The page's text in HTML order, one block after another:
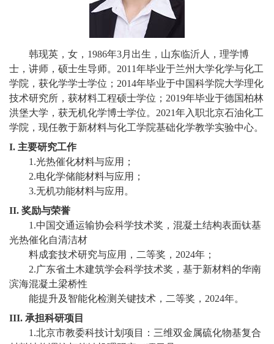
院
部
设
置
业
韩现英，女， 1986年3月出生，山东临沂人，理学博
士，讲师，硕士生导师。 2011年毕业于兰州大学化学与化工
学院，获化学学士学位； 2014年毕业于中国科学院大学理化
技术研究所，获材料工程硕士学位； 2019年毕业于德国柏林
洪堡大学，获无机化学博士学位。 2021年入职北京石油化工
学院，现任教于新材料与化工学院基础化学教学实验中心。
I. 主要研究工作
1.光热催化材料与应用；
2.电化学储能材料与应用；
3.无机功能材料与应用。
II. 奖励与荣誉
1.中国交通运输协会科学技术奖，混凝土结构表面钛基
光热催化自清洁材
料成套技术研究与应用，二等奖， 2024年；
2.广东省土木建筑学会科学技术奖，基于新材料的华南
滨海混凝土梁桥性
能提升及智能化检测关键技术，二等奖， 2024年。
III. 承担科研项目
1.北京市教委科技计划项目：三维双金属硫化物基复合